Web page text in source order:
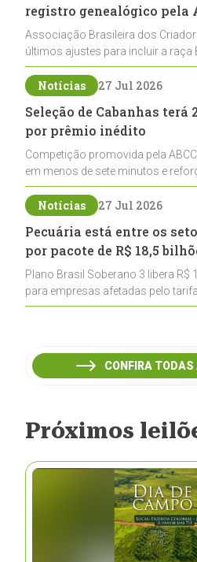
registro genealógico pela
Associação Brasileira dos
últimos ajustes para incluir a
de registros, abrindo caminho
pecuária nacional
Notícias 27 Jul 2026
Seleção de Cabanhas terá
por prêmio inédito
Competição promovida pela
em menos de sete minutos e
cabanhas na seleção genética
ao laço
Notícias 27 Jul 2026
Pecuária está entre os
por pacote de R$ 18,5
Plano Brasil Soberano 3 libera R$
para empresas afetadas pelo
inclui a pecuária entre os setores
CONFIRA
Próximos